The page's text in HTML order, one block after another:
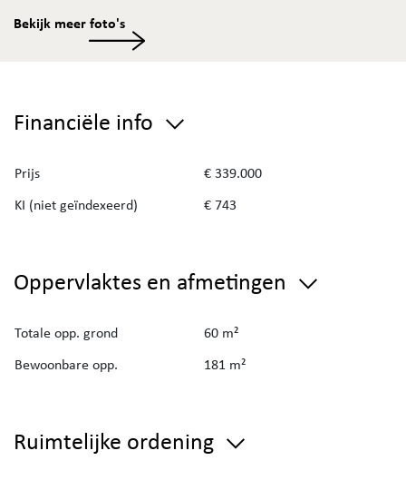
naar een ruime stadswoning met karakter.
Bekijk meer foto's
Financiële info
Prijs
€ 339.000
KI (niet geïndexeerd)
€ 743
Oppervlaktes en afmetingen
Totale opp. grond
60 m²
Bewoonbare opp.
181 m²
Ruimtelijke ordening